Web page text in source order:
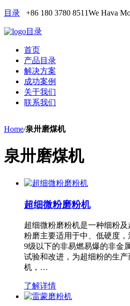
目录 +86 180 3780 8511We Hava
目录
首页
产品目录
解决方案
成功案例
关于我们
联系我们
Home/泉卅磨煤机
泉卅磨煤机
超细微粉磨粉机
超细微粉磨粉机是一种细粉
粉磨主要适用于中、低硬度
9级以下的非易燃易爆的非金
试验和改进，为超细粉的生
机，…
了解详情